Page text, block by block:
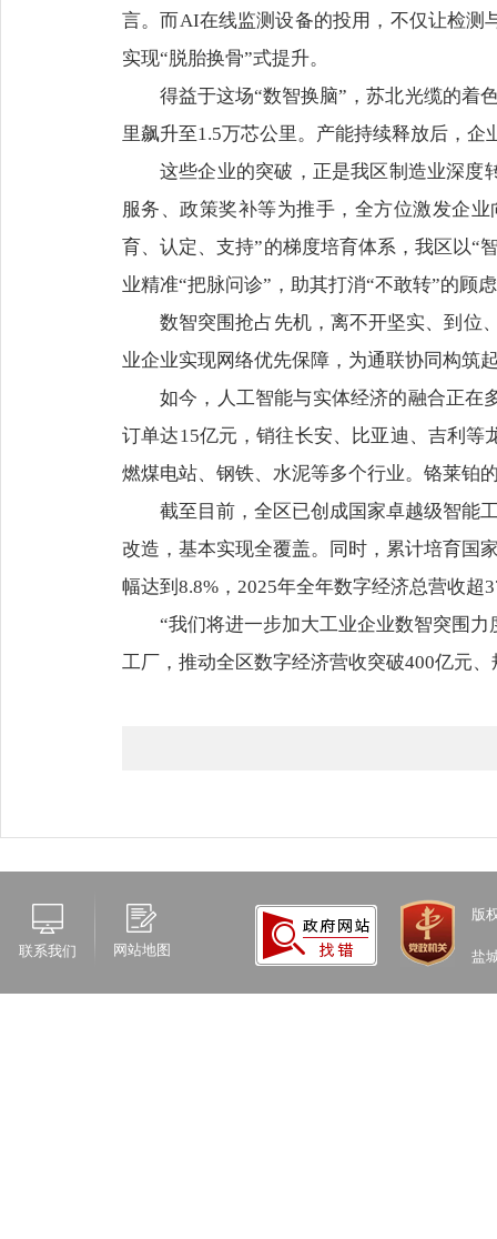
言。而AI在线监测设备的投用，不仅让检测
实现“脱胎换骨”式提升。
得益于这场“数智换脑”，苏北光缆的着
里飙升至1.5万芯公里。产能持续释放后，
这些企业的突破，正是我区制造业深度
服务、政策奖补等为推手，全方位激发企
育、认定、支持”的梯度培育体系，我区以“
业精准“把脉问诊”，助其打消“不敢转”的顾
数智突围抢占先机，离不开坚实、到位
业企业实现网络优先保障，为通联协同构筑
如今，人工智能与实体经济的融合正在
订单达15亿元，销往长安、比亚迪、吉利
燃煤电站、钢铁、水泥等多个行业。铬莱
截至目前，全区已创成国家卓越级智能
改造，基本实现全覆盖。同时，累计培育国
幅达到8.8%，2025年全年数字经济总营收超
“我们将进一步加大工业企业数智突围
工厂，推动全区数字经济营收突破400亿元
联系我们 网站地图
版
盐